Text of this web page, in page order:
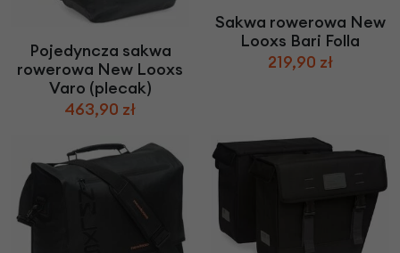
Pojedyncza sakwa
rowerowa New Looxs
Varo (plecak)
463,90 zł
Sakwa rowerowa New
Looxs Bari Folla
219,90 zł